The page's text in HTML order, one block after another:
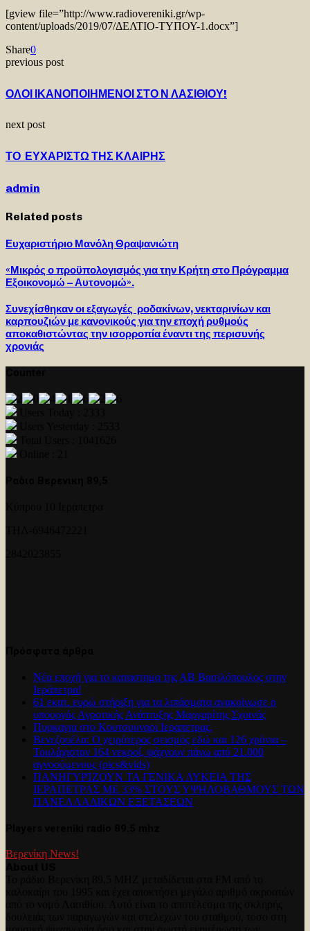
[gview file=”http://www.radiovereniki.gr/wp-
content/uploads/2019/07/ΔΕΛΤΙΟ-ΤΥΠΟΥ-1.docx”]
Share0
previous post
ΟΛΟΙ ΙΚΑΝΟΠΟΙΗΜΕΝΟΙ ΣΤΟ Ν ΛΑΣΙΘΙΟΥ!
next post
ΤΟ ΕΥΧΑΡΙΣΤΩ ΤΗΣ ΚΛΑΙΡΗΣ
admin
Related posts
Ευχαριστήριο Μανόλη Θραψανιώτη
«Μικρός ο προϋπολογισμός για την Κρήτη στο Πρόγραμμα
Εξοικονομώ – Αυτονομώ».
Συνεχίσθηκαν οι εξαγωγές ροδακίνων, νεκταρινίων και
καρπουζιών με κανονικούς για την εποχή ρυθμούς
αποκαθιστώντας την ισορροπία έναντι της περισυνής
χρονιάς
Νέα εποχή για το καταστημα της ΑΒ Βασιλόπουλος στην
Ιεράπετρα!
61 εκατ. ευρώ στήριξη για τα λιπάσματα ανακοίνωσε ο
υπουργός Αγροτικής Ανάπτυξης Μαργαρίτης Σχοινάς
Πυρκαγια στο Κουτσουναρι Ιεραπετρας.
Βενεζουέλα: Ο χειρότερος σεισμός εδώ και 126 χρόνια –
Τουλάχιστον 164 νεκροί, ψάχνουν πάνω από 21.000
αγνοούμενους (pics&vids)
ΠΑΝΗΓΥΡΊΖΟΥΝ ΤΑ ΓΕΝΙΚΑ ΛΥΚΕΙΑ ΤΗΣ
ΙΕΡΑΠΕΤΡΑΣ ΜΕ 33% ΣΤΟΥΣ ΥΨΗΛΟΒΑΘΜΟΥΣ ΤΩΝ
ΠΑΝΕΛΛΑΔΙΚΩΝ ΕΞΕΤΑΣΕΩΝ
Βερενίκη News!